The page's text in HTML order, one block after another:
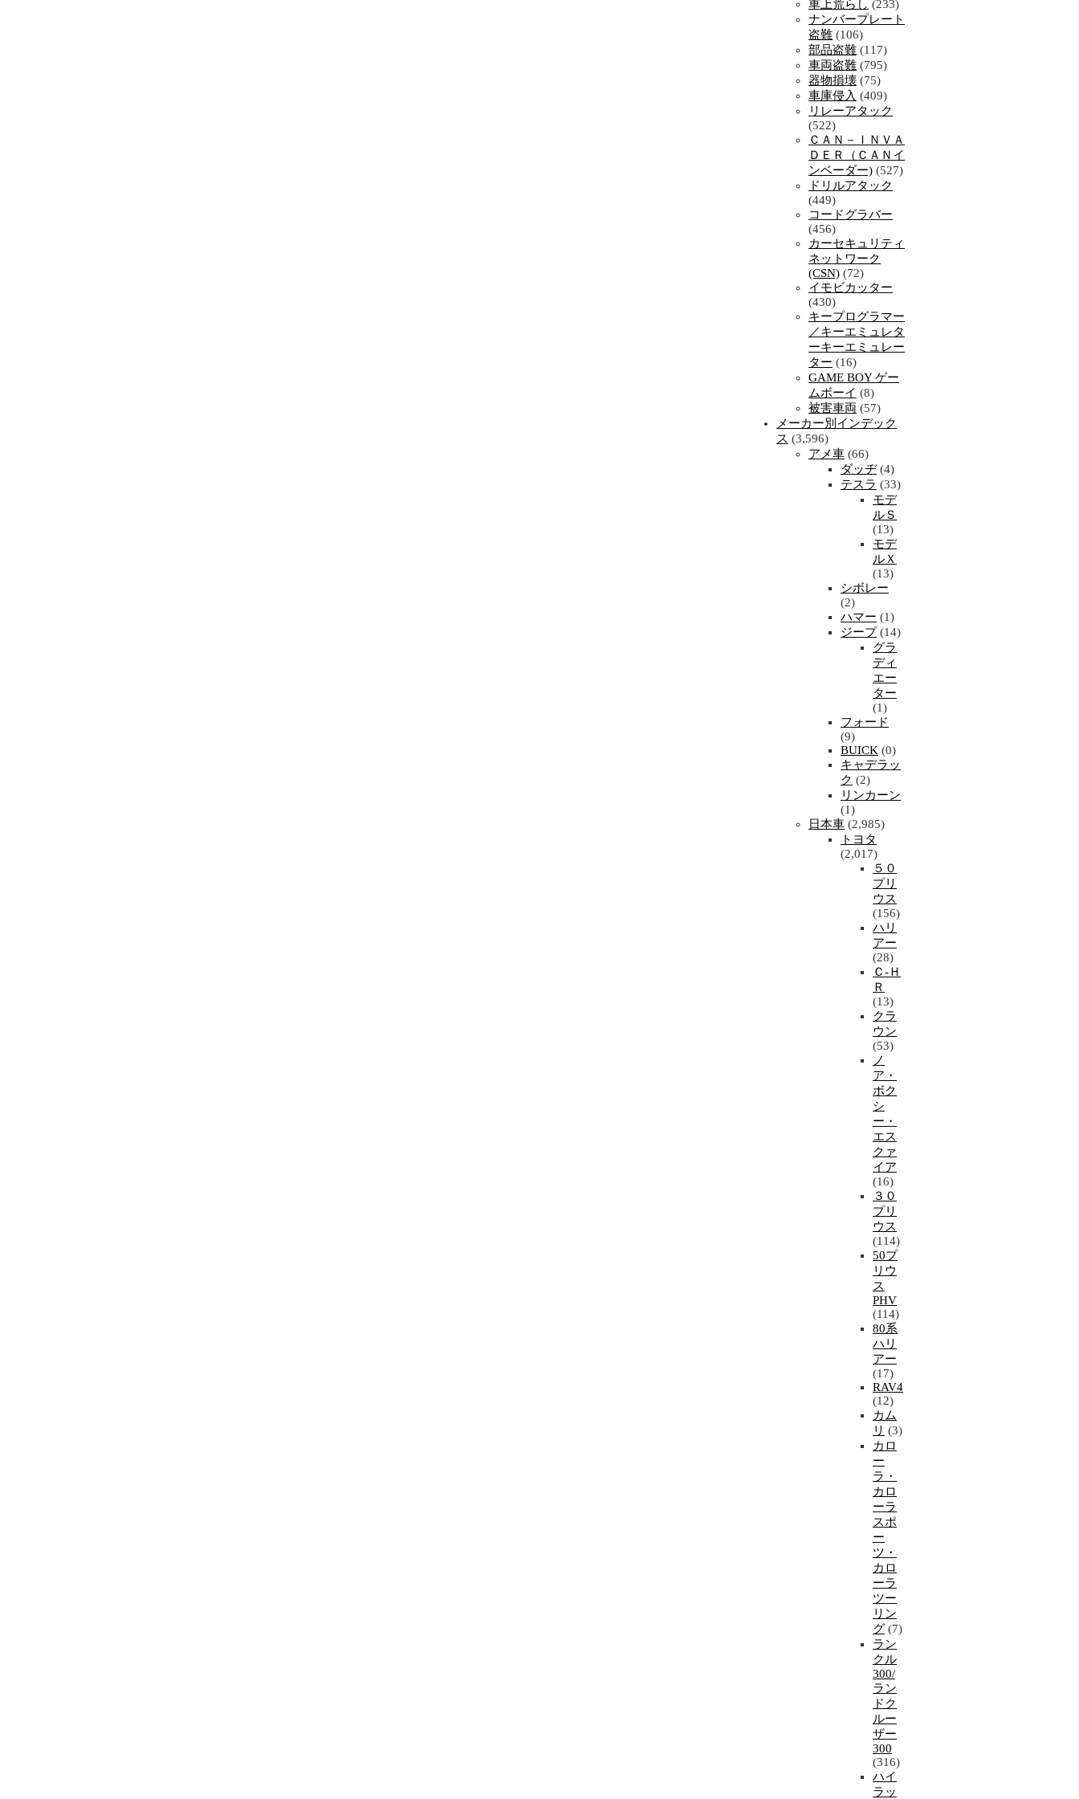
車上荒らし (233)
ナンバープレート
盗難 (106)
部品盗難 (117)
車両盗難 (795)
器物損壊 (75)
車庫侵入 (409)
リレーアタック
(522)
ＣＡＮ－ＩＮＶＡ
ＤＥＲ（ＣＡＮイ
ンベーダー) (527)
ドリルアタック
(449)
コードグラバー
(456)
カーセキュリティ
ネットワーク
(CSN) (72)
イモビカッター
(430)
キープログラマー
／キーエミュレタ
ーキーエミュレー
ター (16)
GAME BOY ゲー
ムボーイ (8)
被害車両 (57)
メーカー別インデック
ス (3,596)
アメ車 (66)
ダッヂ(4)
テスラ (33)
モデ
ルＳ
(13)
モデ
ルＸ
(13)
シボレー
(2)
ハマー (1)
ジープ(14)
グラ
ディ
エー
ター
(1)
フォード
(9)
BUICK (0)
キャデラッ
ク (2)
リンカーン
(1)
日本車 (2,985)
トヨタ
(2,017)
５０
プリ
ウス
(156)
ハリ
アー
(28)
Ｃ-Ｈ
Ｒ
(13)
クラ
ウン
(53)
ノ
ア・
ボク
シ
ー・
エス
クァ
イア
(16)
３０
プリ
ウス
(114)
50プ
リウ
ス
PHV
(114)
80系
ハリ
アー
(17)
RAV4
(12)
カム
リ (3)
カロ
ー
ラ・
カロ
ーラ
スポ
ー
ツ・
カロ
ーラ
ツー
リン
グ (7)
ラン
クル
300/
ラン
ドク
ルー
ザー
300
(316)
ハイ
ラッ